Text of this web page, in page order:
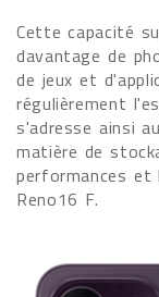
Cette capacité
davantage de
de jeux et
régulièrement
s'adresse ainsi
matière de
performances et
Reno16 F.